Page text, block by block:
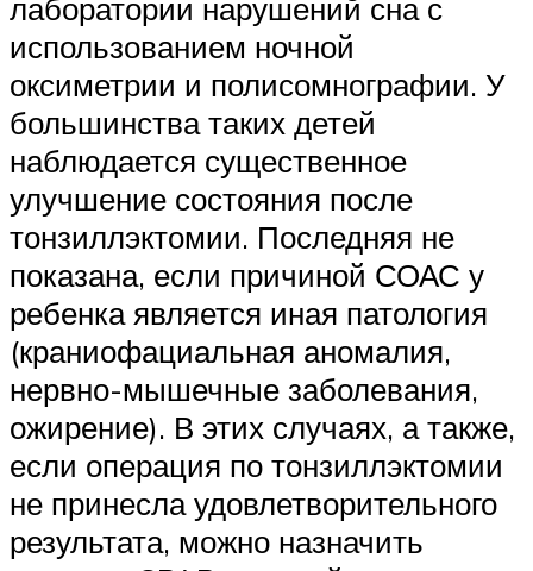
лаборатории нарушений сна с
использованием ночной
оксиметрии и полисомнографии. У
большинства таких детей
наблюдается существенное
улучшение состояния после
тонзиллэктомии. Последняя не
показана, если причиной СОАС у
ребенка является иная патология
(краниофациальная аномалия,
нервно-мышечные заболевания,
ожирение). В этих случаях, а также,
если операция по тонзиллэктомии
не принесла удовлетворительного
результата, можно назначить